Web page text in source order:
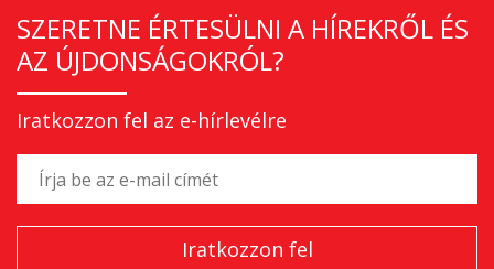
SZERETNE ÉRTESÜLNI A HÍREKRŐL ÉS
AZ ÚJDONSÁGOKRÓL?
Iratkozzon fel az e-hírlevélre